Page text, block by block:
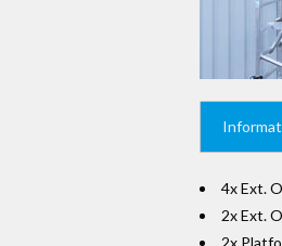
4x Ext.
2x Ext.
2x